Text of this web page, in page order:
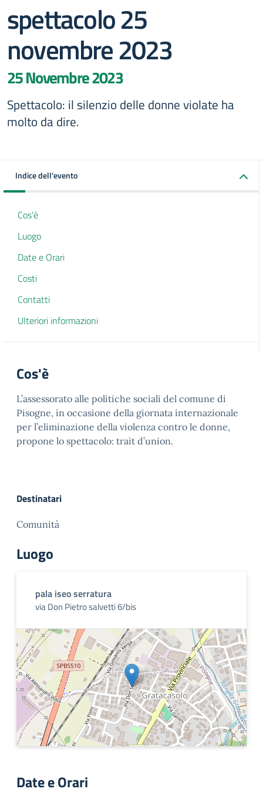
spettacolo 25
novembre 2023
25 Novembre 2023
Spettacolo: il silenzio delle donne violate ha
molto da dire.
Indice dell'evento
Cos'è
Luogo
Date e Orari
Costi
Contatti
Ulteriori informazioni
Cos'è
L’assessorato alle politiche sociali del comune di
Pisogne, in occasione della giornata internazionale
per l’eliminazione della violenza contro le donne,
propone lo spettacolo: trait d’union.
Destinatari
Comunità
Luogo
pala iseo serratura
via Don Pietro salvetti 6/bis
Date e Orari